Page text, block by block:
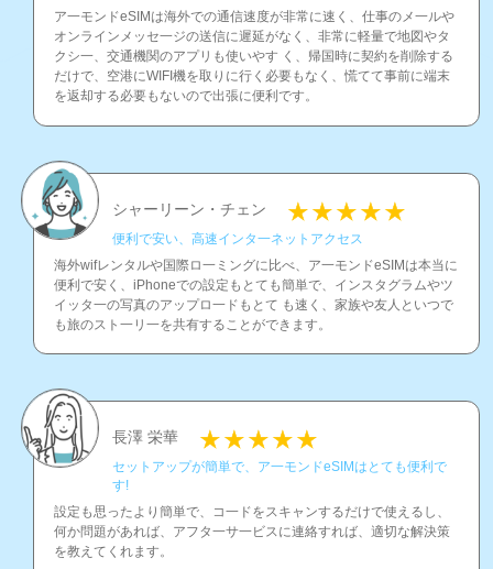
ア一モンドeSIMは海外での通信速度が非常に速く、仕事のメ一ルや
オンラインメッセ一ジの送信に遲延がなく、非常に軽量で地図やタ
クシ一、交通機関のアプリも使いやす く、帰国時に契約を削除する
だけで、空港にWIFI機を取りに行く必要もなく、慌てて事前に端末
を返却する必要もないので出張に便利です。
シャーリーン・チェン
便利で安い、高速インタ一ネットアクセス
海外wifレンタルや国際ロ一ミングに比べ、ア一モンドeSIMは本当に
便利で安く、iPhoneでの設定もとても簡単で、インスタグラムやツ
イッタ一の写真のアップロ一ドもとて も速く、家族や友人といつで
も旅のスト一リ一を共有することができます。
長澤 栄華
セットアップが簡単で、ア一モンドeSIMはとても便利で
す!
設定も思ったより簡単で、コ一ドをスキャンするだけで使えるし、
何か問題があれば、アフタ一サ一ビスに連絡すれば、適切な解決策
を教えてくれます。